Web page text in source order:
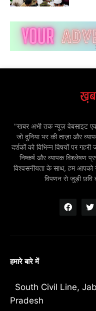
"खबर अभी तक न्यूज़ वेबसाइट एक
जो दुनिया भर की ताज़ा और
दर्शकों को विभिन्न विषयों पर
निष्कर्ष और व्यापक विश्लेषण
विश्वसनीयता के साथ, हम आपको
विपणन से जुड़ी छवि
हमारे बारे में
South Civil Line,
Pradesh